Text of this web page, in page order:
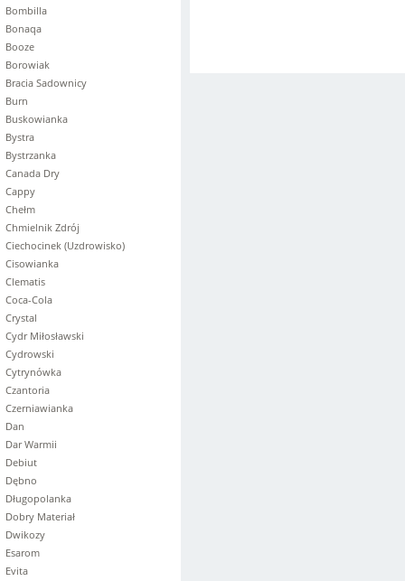
Bombilla
Bonaqa
Booze
Borowiak
Bracia Sadownicy
Burn
Buskowianka
Bystra
Bystrzanka
Canada Dry
Cappy
Chełm
Chmielnik Zdrój
Ciechocinek (Uzdrowisko)
Cisowianka
Clematis
Coca-Cola
Crystal
Cydr Miłosławski
Cydrowski
Cytrynówka
Czantoria
Czerniawianka
Dan
Dar Warmii
Debiut
Dębno
Długopolanka
Dobry Materiał
Dwikozy
Esarom
Evita